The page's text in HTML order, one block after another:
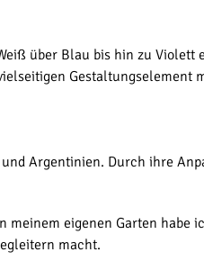
über Blau bis hin zu Violett
Gestaltungselement
Argentinien. Durch ihre
eigenen Garten habe
macht.